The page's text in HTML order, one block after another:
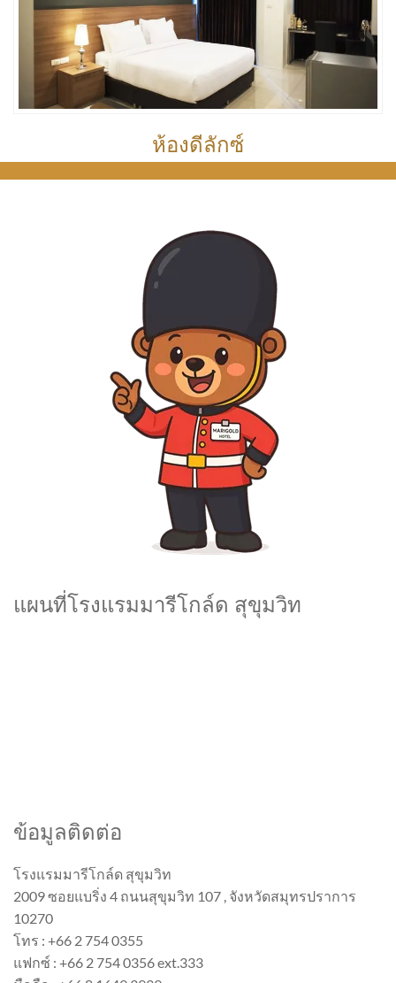
ห้องดีลักซ์
แผนที่โรงแรมมารีโกล์ด สุขุมวิท
ข้อมูลติดต่อ
โรงแรมมารีโกล์ด สุขุมวิท
2009 ซอยแบริ่ง 4 ถนนสุขุมวิท 107 , จังหวัดสมุทรปราการ
10270
โทร : +66 2 754 0355
แฟกซ์ : +66 2 754 0356 ext.333